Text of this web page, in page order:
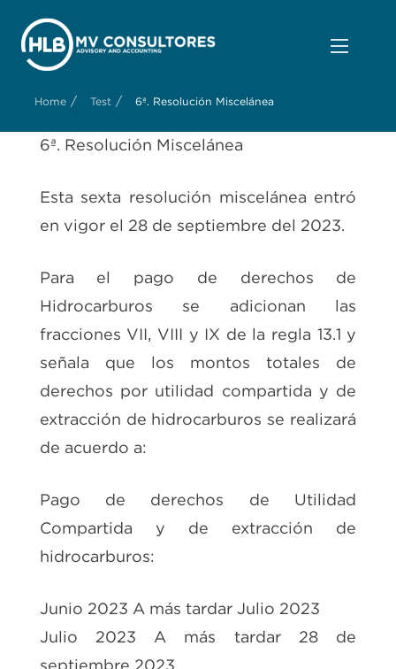
Home / Test / 6ª. Resolución Miscelánea
6ª. Resolución Miscelánea
Esta sexta resolución miscelánea entró
en vigor el 28 de septiembre del 2023.
Para el pago de derechos de
Hidrocarburos se adicionan las
fracciones VII, VIII y IX de la regla 13.1 y
señala que los montos totales de
derechos por utilidad compartida y de
extracción de hidrocarburos se realizará
de acuerdo a:
Pago de derechos de Utilidad
Compartida y de extracción de
hidrocarburos:
Junio 2023 A más tardar Julio 2023
Julio 2023 A más tardar 28 de
septiembre 2023